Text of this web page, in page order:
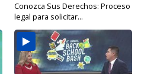
Conozca Sus Derechos: Proceso
legal para solicitar...